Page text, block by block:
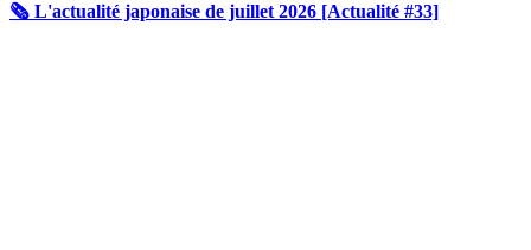
🗞️ L'actualité japonaise de juillet 2026 [Actualité #33]